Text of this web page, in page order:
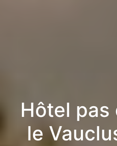
Hôtel pas
le